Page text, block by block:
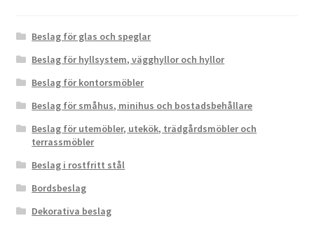
Beslag för glas och speglar
Beslag för hyllsystem, vägghyllor och hyllor
Beslag för kontorsmöbler
Beslag för småhus, minihus och bostadsbehållare
Beslag för utemöbler, utekök, trädgårdsmöbler och
terrassmöbler
Beslag i rostfritt stål
Bordsbeslag
Dekorativa beslag